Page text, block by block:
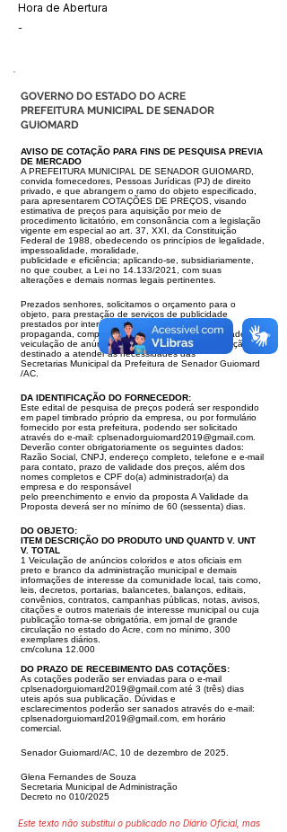
Hora de Abertura
-
GOVERNO DO ESTADO DO ACRE
PREFEITURA MUNICIPAL DE SENADOR
GUIOMARD
AVISO DE COTAÇÃO PARA FINS DE PESQUISA PREVIA
DE MERCADO
A PREFEITURA MUNICIPAL DE SENADOR GUIOMARD,
convida fornecedores, Pessoas Jurídicas (PJ) de direito
privado, e que abrangem o ramo do objeto especificado,
para apresentarem COTAÇÕES DE PREÇOS, visando
estimativa de preços para aquisição por meio de
procedimento licitatório, em consonância com a legislação
vigente em especial ao art. 37, XXI, da Constituição
Federal de 1988, obedecendo os princípios de legalidade,
impessoalidade, moralidade,
publicidade e eficiência; aplicando-se, subsidiariamente,
no que couber, a Lei no 14.133/2021, com suas
alterações e demais normas legais pertinentes.
Prezados senhores, solicitamos o orçamento para o
objeto, para prestação de serviços de publicidade
prestados por intermédio de agência de
propaganda, compreendendo o conjunto de atividades de
veiculação de anúncios em jornal de grande circulação
destinado a atender as necessidades das
Secretarias Municipal da Prefeitura de Senador Guiomard
/AC.
DA IDENTIFICAÇÃO DO FORNECEDOR:
Este edital de pesquisa de preços poderá ser respondido
em papel timbrado próprio da empresa, ou por formulário
fornecido por esta prefeitura, podendo ser solicitado
através do e-mail: cplsenadorguiomard2019@gmail.com
Deverão conter obrigatoriamente os seguintes dados:
Razão Social, CNPJ, endereço completo, telefone e e-mail
para contato, prazo de validade dos preços, além dos
nomes completos e CPF do(a) administrador(a) da
empresa e do responsável
pelo preenchimento e envio da proposta A Validade da
Proposta deverá ser no mínimo de 60 (sessenta) dias.
DO OBJETO:
ITEM DESCRIÇÃO DO PRODUTO UND QUANTD V. UNT
V. TOTAL
1 Veiculação de anúncios coloridos e atos oficiais em
preto e branco da administração municipal e demais
informações de interesse da comunidade local, tais como,
leis, decretos, portarias, balancetes, balanços, editais,
convênios, contratos, campanhas públicas, notas, avisos,
citações e outros materiais de interesse municipal ou cuja
publicação torna-se obrigatória, em jornal de grande
circulação no estado do Acre, com no mínimo, 300
exemplares diários.
cm/coluna 12.000
DO PRAZO DE RECEBIMENTO DAS COTAÇÕES:
As cotações poderão ser enviadas para o e-mail
cplsenadorguiomard2019@gmail.com até 3 (três) dias
uteis após sua publicação. Dúvidas e
esclarecimentos poderão ser sanados através do e-mail:
cplsenadorguiomard2019@gmail.com , em horário
comercial.
Senador Guiomard/AC, 10 de dezembro de 2025.
Glena Fernandes de Souza
Secretaria Municipal de Administração
Decreto no 010/2025
Este texto não substitui o publicado no Diário Oficial, mas